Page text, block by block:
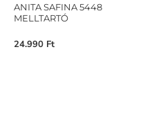
ANITA SAFINA 5448
MELLTARTÓ
24.990 Ft